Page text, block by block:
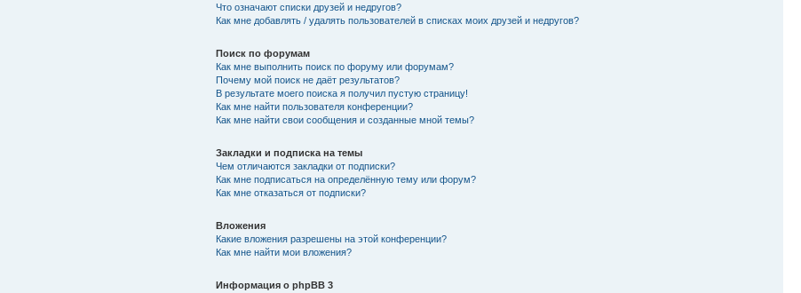
Что означают списки друзей и недругов?
Как мне добавлять / удалять пользователей в списках моих друзей и недругов?
Поиск по форумам
Как мне выполнить поиск по форуму или форумам?
Почему мой поиск не даёт результатов?
В результате моего поиска я получил пустую страницу!
Как мне найти пользователя конференции?
Как мне найти свои сообщения и созданные мной темы?
Закладки и подписка на темы
Чем отличаются закладки от подписки?
Как мне подписаться на определённую тему или форум?
Как мне отказаться от подписки?
Вложения
Какие вложения разрешены на этой конференции?
Как мне найти мои вложения?
Информация о phpBB 3